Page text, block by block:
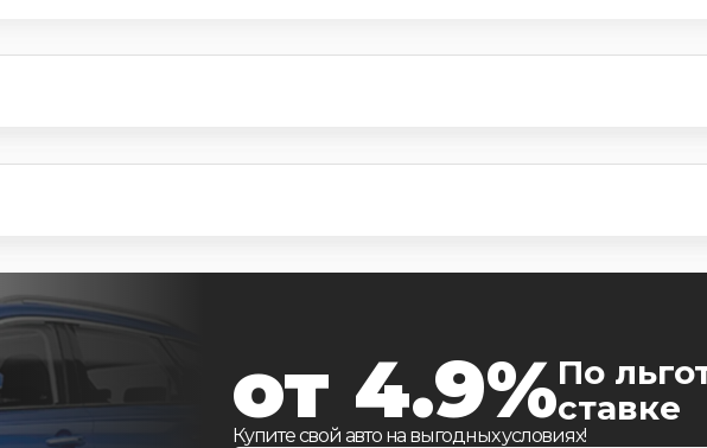
от 4.9%По
ставке
Купите свой авто на выгодных условиях!